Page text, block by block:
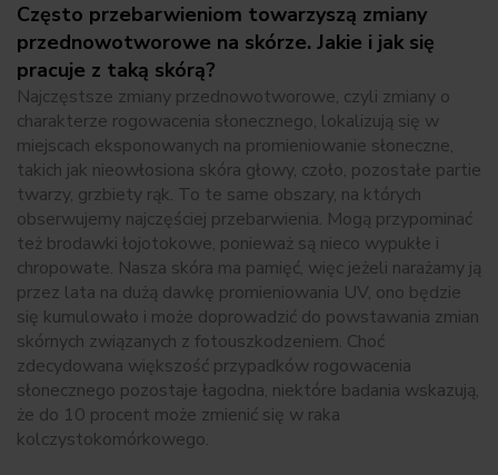
Często przebarwieniom towarzyszą zmiany
przednowotworowe na skórze. Jakie i jak się
pracuje z taką skórą?
Najczęstsze zmiany przednowotworowe, czyli zmiany o
charakterze rogowacenia słonecznego, lokalizują się w
miejscach eksponowanych na promieniowanie słoneczne,
takich jak nieowłosiona skóra głowy, czoło, pozostałe partie
twarzy, grzbiety rąk. To te same obszary, na których
obserwujemy najczęściej przebarwienia. Mogą przypominać
też brodawki łojotokowe, ponieważ są nieco wypukłe i
chropowate. Nasza skóra ma pamięć, więc jeżeli narażamy ją
przez lata na dużą dawkę promieniowania UV, ono będzie
się kumulowało i może doprowadzić do powstawania zmian
skórnych związanych z fotouszkodzeniem. Choć
zdecydowana większość przypadków rogowacenia
słonecznego pozostaje łagodna, niektóre badania wskazują,
że do 10 procent może zmienić się w raka
kolczystokomórkowego.